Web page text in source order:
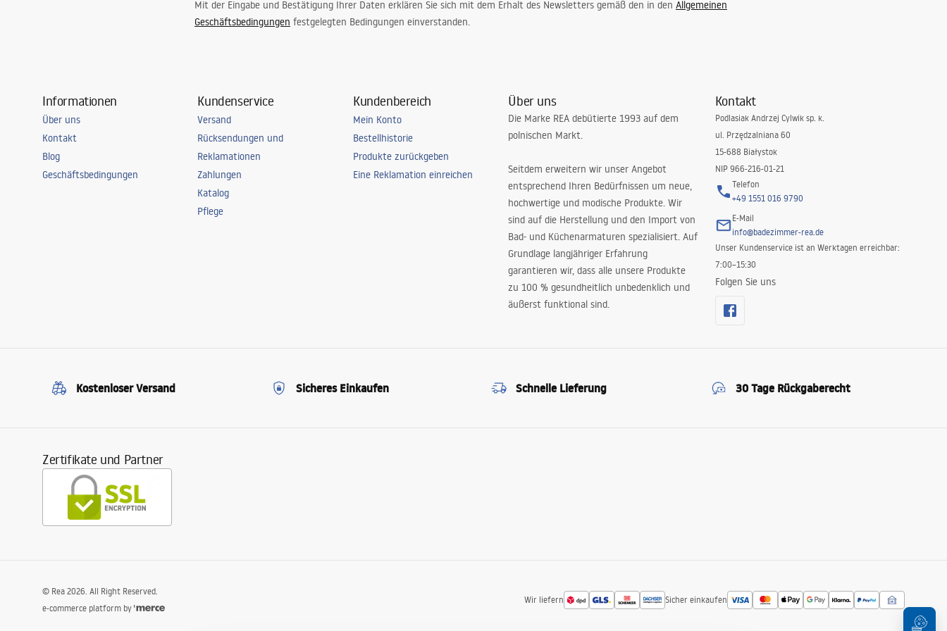
Mit der Eingabe und Bestätigung Ihrer Daten erklären Sie sich mit dem Erhalt des Newsletters gemäß den in den Allgemeinen
Geschäftsbedingungen festgelegten Bedingungen einverstanden.
Informationen
Über uns
Kontakt
Blog
Geschäftsbedingungen
Kundenservice
Versand
Rücksendungen und
Reklamationen
Zahlungen
Katalog
Pflege
Kundenbereich
Mein Konto
Bestellhistorie
Produkte zurückgeben
Eine Reklamation einreichen
Über uns
Die Marke REA debütierte 1993 auf dem
polnischen Markt.
Seitdem erweitern wir unser Angebot
entsprechend Ihren Bedürfnissen um neue,
hochwertige und modische Produkte. Wir
sind auf die Herstellung und den Import von
Bad- und Küchenarmaturen spezialisiert. Auf
Grundlage langjähriger Erfahrung
garantieren wir, dass alle unsere Produkte
zu 100 % gesundheitlich unbedenklich und
äußerst funktional sind.
Kontakt
Podlasiak Andrzej Cylwik sp. k.
ul. Przędzalniana 60
15-688 Białystok
NIP 966-216-01-21
Telefon
+49 1551 016 9790
E-Mail
info@badezimmer-rea.de
Unser Kundenservice ist an Werktagen erreichbar:
7:00–15:30
Folgen Sie uns
Kostenloser Versand Sicheres Einkaufen Schnelle Lieferung 30 Tage Rückgaberecht
Zertifikate und Partner
Wir liefern Sicher einkaufen
© Rea 2026. All Right Reserved.
e-commerce platform by